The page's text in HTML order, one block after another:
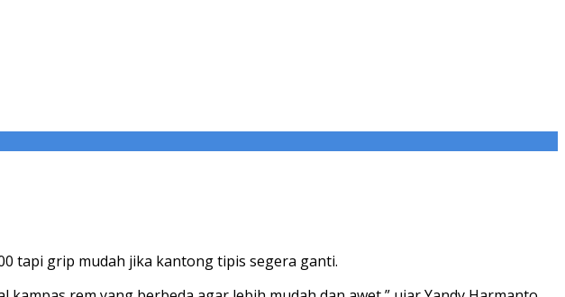
tapi grip mudah jika kantong tipis segera ganti.